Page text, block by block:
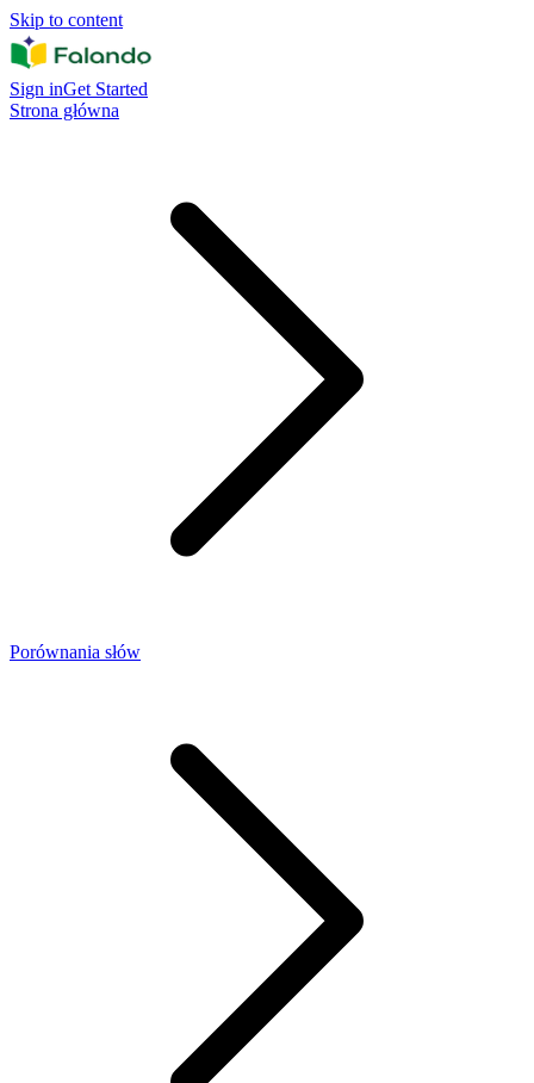
Skip to content
Sign inGet Started
Strona główna
Porównania słów